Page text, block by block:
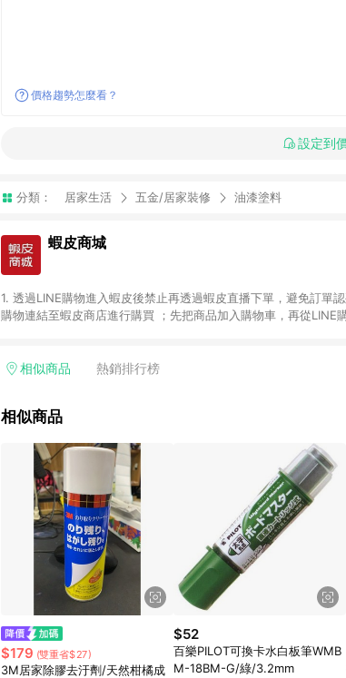
價格趨勢怎麼看？
設定到
分類： 居家生活 五金/居家裝修 油漆塗料
蝦皮商城
1. 透過LINE購物進入蝦皮後禁止再透過蝦皮直播下單，避免訂單
購物連結至蝦皮商店進行購買 ；先把商品加入購物車，再從LINE
一歲以下嬰兒配方奶粉、醫療器材：回饋０％ 詳細不回饋商品
除折價券、運費與蝦幣後之最終金額進行計算。 8. 同一商品品項
成不同筆訂單編號發送通知。 11. 若使用折價券折抵，可能會有
購跳轉紀錄與蝦皮的會員ID進行綁定，若後續七天內未透過其他
首筆訂單會被蝦皮認列為該LINE用戶導購跳轉時所成立之訂單。
進行導購，將可能導致無法收到導購通知，亦可能無法收到點數
LINE POINTS 點數回饋資格：使用非指定之途徑及方式完成交
則者。 15. 若有贈點爭議，請務必於訂單日期+60天以內進行洽
饋。需檢附蝦皮訂單完成、LINE購物訂單記錄，如於LINE購物
合回饋資格」，則不受理此案件。 [注意事項] 1.如導購途中用戶由網頁版(電腦版/手機版網頁)切換為 App 會造成追蹤
中斷而無法進行 LINE POINTS 回饋 2.若購買過程中關閉蝦皮APP，則需重新透過LINE購物前往蝦皮商城，否則無法進
行LINE POINTS 回饋。 / 3.如用戶先前往蝦皮商城將商品加入購物車，後續透過LINE購物前往至蝦皮商城將購物車結
清，此方案將不列入 LINE Points 回饋 4.若因系統異常無法追蹤
條款與法律追訴之權利 5. LINE購物商品價格若與蝦皮賣場實際價
系統盼為最終判定標準
相似商品 熱銷排行榜
相似商品
$179 (雙重省$27)
3M居家除膠去汙劑/天然柑橘成
$52
百樂PILOT可換卡水白板筆WMB
M-18BM-G/綠/3.2mm